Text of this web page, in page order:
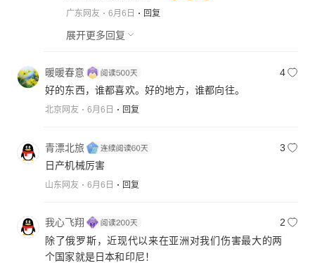
广东网友 6月6日 回复
展开更多回复
暖暖春意
4
好的东西，谁都喜欢。好的地方，谁都向往。
北京网友 6月6日 回复
青漂北旅
3
日产机械厉害
山东网友 6月6日 回复
我心飞翔
2
除了俄罗斯，近现代以来在亚洲对我们伤害最大的两
个国家就是日本和印尼！